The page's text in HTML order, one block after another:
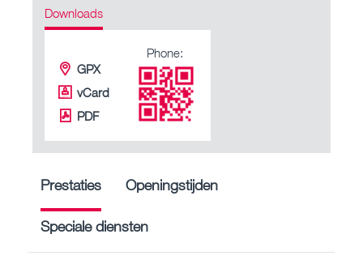
Downloads
GPX
vCard
PDF
Phone:
Prestaties Openingstijden
Speciale diensten